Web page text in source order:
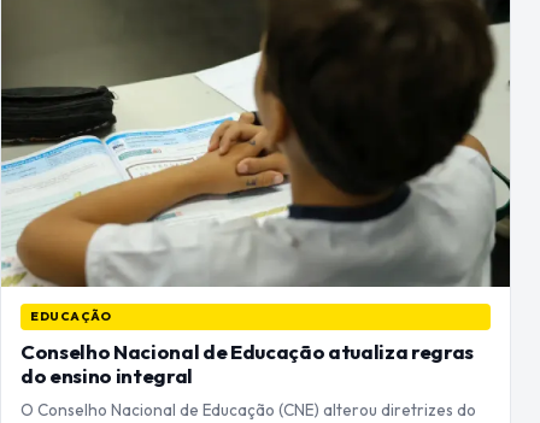
EDUCAÇÃO
Conselho Nacional de Educação atualiza regras
do ensino integral
O Conselho Nacional de Educação (CNE) alterou diretrizes do